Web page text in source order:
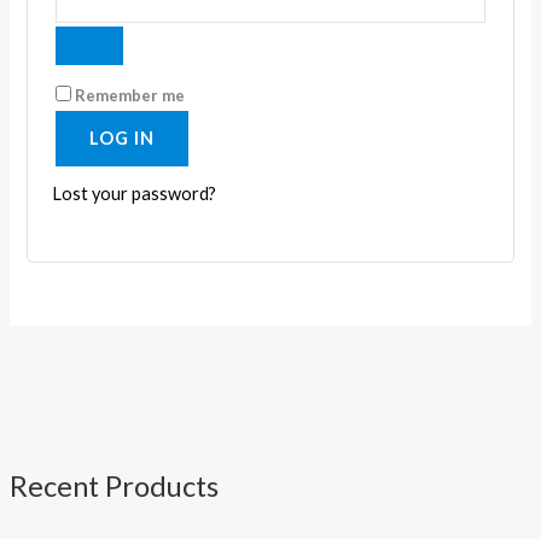
Recent Products
6
8
21
1 1
1
13
Remember me
LOG IN
Lost your password?